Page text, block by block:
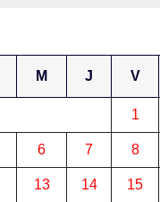
M J V
1
6 7 8
13 14 15